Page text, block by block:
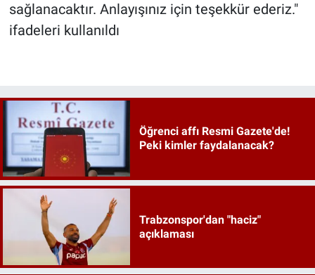
sağlanacaktır. Anlayışınız için teşekkür ederiz."
ifadeleri kullanıldı
Öğrenci affı Resmi Gazete'de!
Peki kimler faydalanacak?
Trabzonspor'dan "haciz"
açıklaması